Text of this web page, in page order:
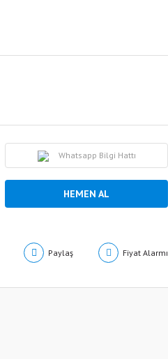
Whatsapp Bilgi Hattı
HEMEN AL
Paylaş Fiyat Alarmı